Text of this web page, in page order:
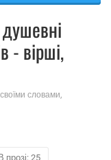
- вірші,
словами,
В прозі: 25